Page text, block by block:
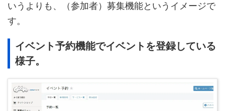
いうよりも、（参加者）募集機能というイメージで
す。
イベント予約機能でイベントを登録している
様子。